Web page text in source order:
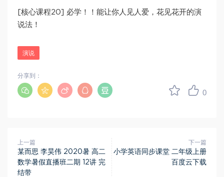
[核心课程20] 必学！！能让你人见人爱，花见花开的演
说法！
演说
0
分享到：
上一篇
某而思 李昊伟 2020暑 高二
数学暑假直播班二期 12讲 完
结带
下一篇
小学英语同步课堂 二年级上册
百度云下载